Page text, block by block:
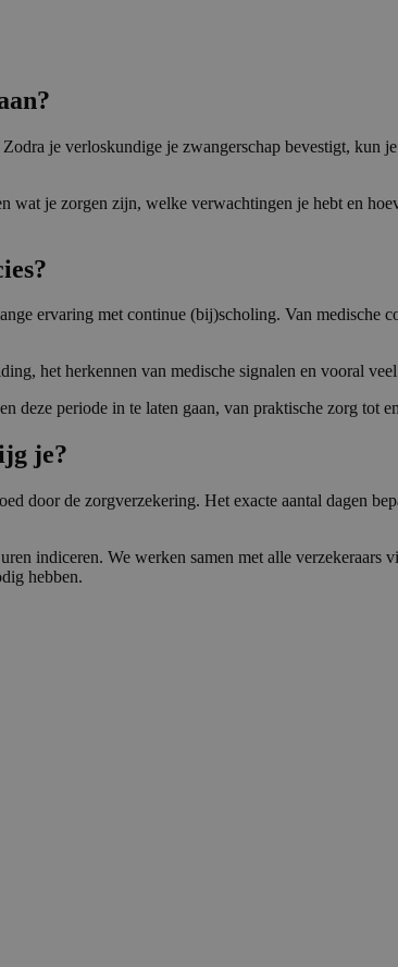
je verloskundige je zwangerschap bevestigt, kun
wat je zorgen zijn, welke verwachtingen je hebt en
ervaring met continue (bij)scholing. Van medische
het herkennen van medische signalen en vooral
deze periode in te laten gaan, van praktische zorg tot
je?
door de zorgverzekering. Het exacte aantal dagen
indiceren. We werken samen met alle
hebben.